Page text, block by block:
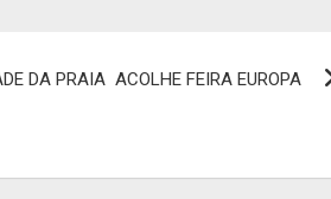
DA PRAIA ACOLHE FEIRA EUROPA